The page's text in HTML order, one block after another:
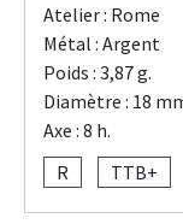
Atelier : Rome
Métal : Argent
Poids : 3,87 g.
Diamètre : 18
Axe : 8 h.
R
TTB+